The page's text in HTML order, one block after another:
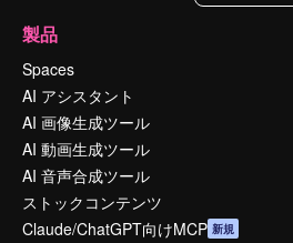
製品
Spaces
AI アシスタント
AI 画像生成ツール
AI 動画生成ツール
AI 音声合成ツール
ストックコンテンツ
Claude/ChatGPT向けMCP 新規